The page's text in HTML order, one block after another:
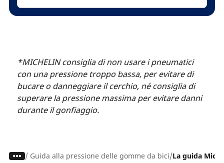
*MICHELIN consiglia di non usare i pneumatici
con una pressione troppo bassa, per evitare di
bucare o danneggiare il cerchio, né consiglia di
superare la pressione massima per evitare danni
durante il gonfiaggio.
/ Guida alla pressione delle gomme da bici La guida